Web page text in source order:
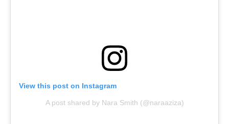
View this post on Instagram
A post shared by Nara Smith (@naraaziza)